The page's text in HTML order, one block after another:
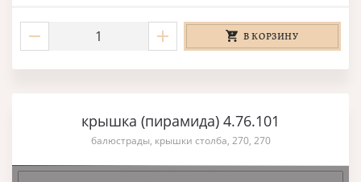
В КОРЗИНУ
крышка (пирамида) 4.76.101
балюстрады, крышки столба, 270, 270